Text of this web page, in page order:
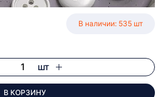
В наличии: 535 шт
шт
В КОРЗИНУ